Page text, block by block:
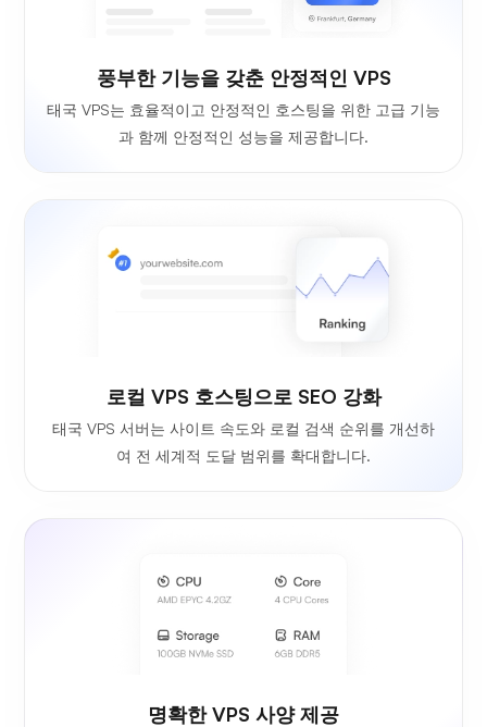
풍부한 기능을 갖춘 안정적인 VPS
태국 VPS는 효율적이고 안정적인 호스팅을 위한 고급 기능
과 함께 안정적인 성능을 제공합니다.
로컬 VPS 호스팅으로 SEO 강화
태국 VPS 서버는 사이트 속도와 로컬 검색 순위를 개선하
여 전 세계적 도달 범위를 확대합니다.
명확한 VPS 사양 제공